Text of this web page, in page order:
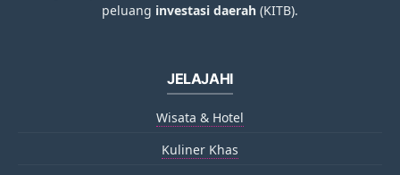
peluang investasi daerah (KITB).
JELAJAHI
Wisata & Hotel
Kuliner Khas